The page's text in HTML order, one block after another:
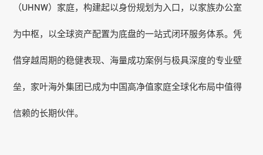
（UHNW）家庭，构建起以身份规划为入口，以家族办公室
为中枢，以全球资产配置为底盘的一站式闭环服务体系。凭
借穿越周期的稳健表现、海量成功案例与极具深度的专业壁
垒， 家叶海外集团已成为中国高净值家庭全球化布局中值得
信赖的长期伙伴。